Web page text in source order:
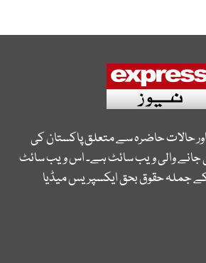
حالات حاضرہ سے متعلق پاکستان کی
والی ویب سائٹ ہے۔ اس ویب سائٹ
کے جملہ حقوق بحق ایکسپریس میڈیا